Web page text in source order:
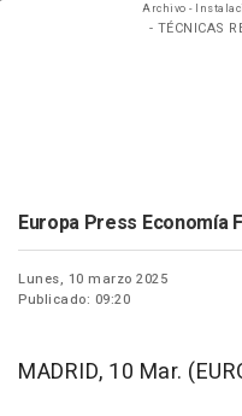
Archivo -
- TÉCNICAS
Europa Press Economía
Lunes, 10 marzo 2025
Publicado: 09:20
MADRID, 10 Mar.